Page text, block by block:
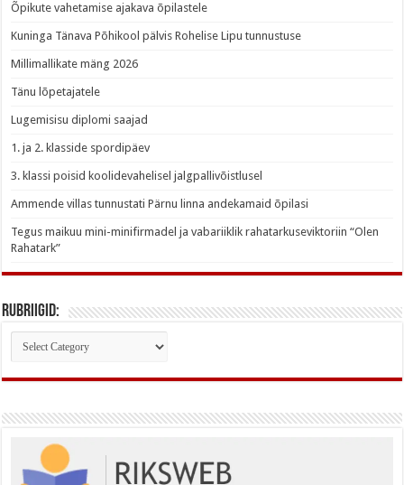
Õpikute vahetamise ajakava õpilastele
Kuninga Tänava Põhikool pälvis Rohelise Lipu tunnustuse
Millimallikate mäng 2026
Tänu lõpetajatele
Lugemisisu diplomi saajad
1. ja 2. klasside spordipäev
3. klassi poisid koolidevahelisel jalgpallivõistlusel
Ammende villas tunnustati Pärnu linna andekamaid õpilasi
Tegus maikuu mini-minifirmadel ja vabariiklik rahatarkuseviktoriin “Olen
Rahatark”
Rubriigid:
Rubriigid: